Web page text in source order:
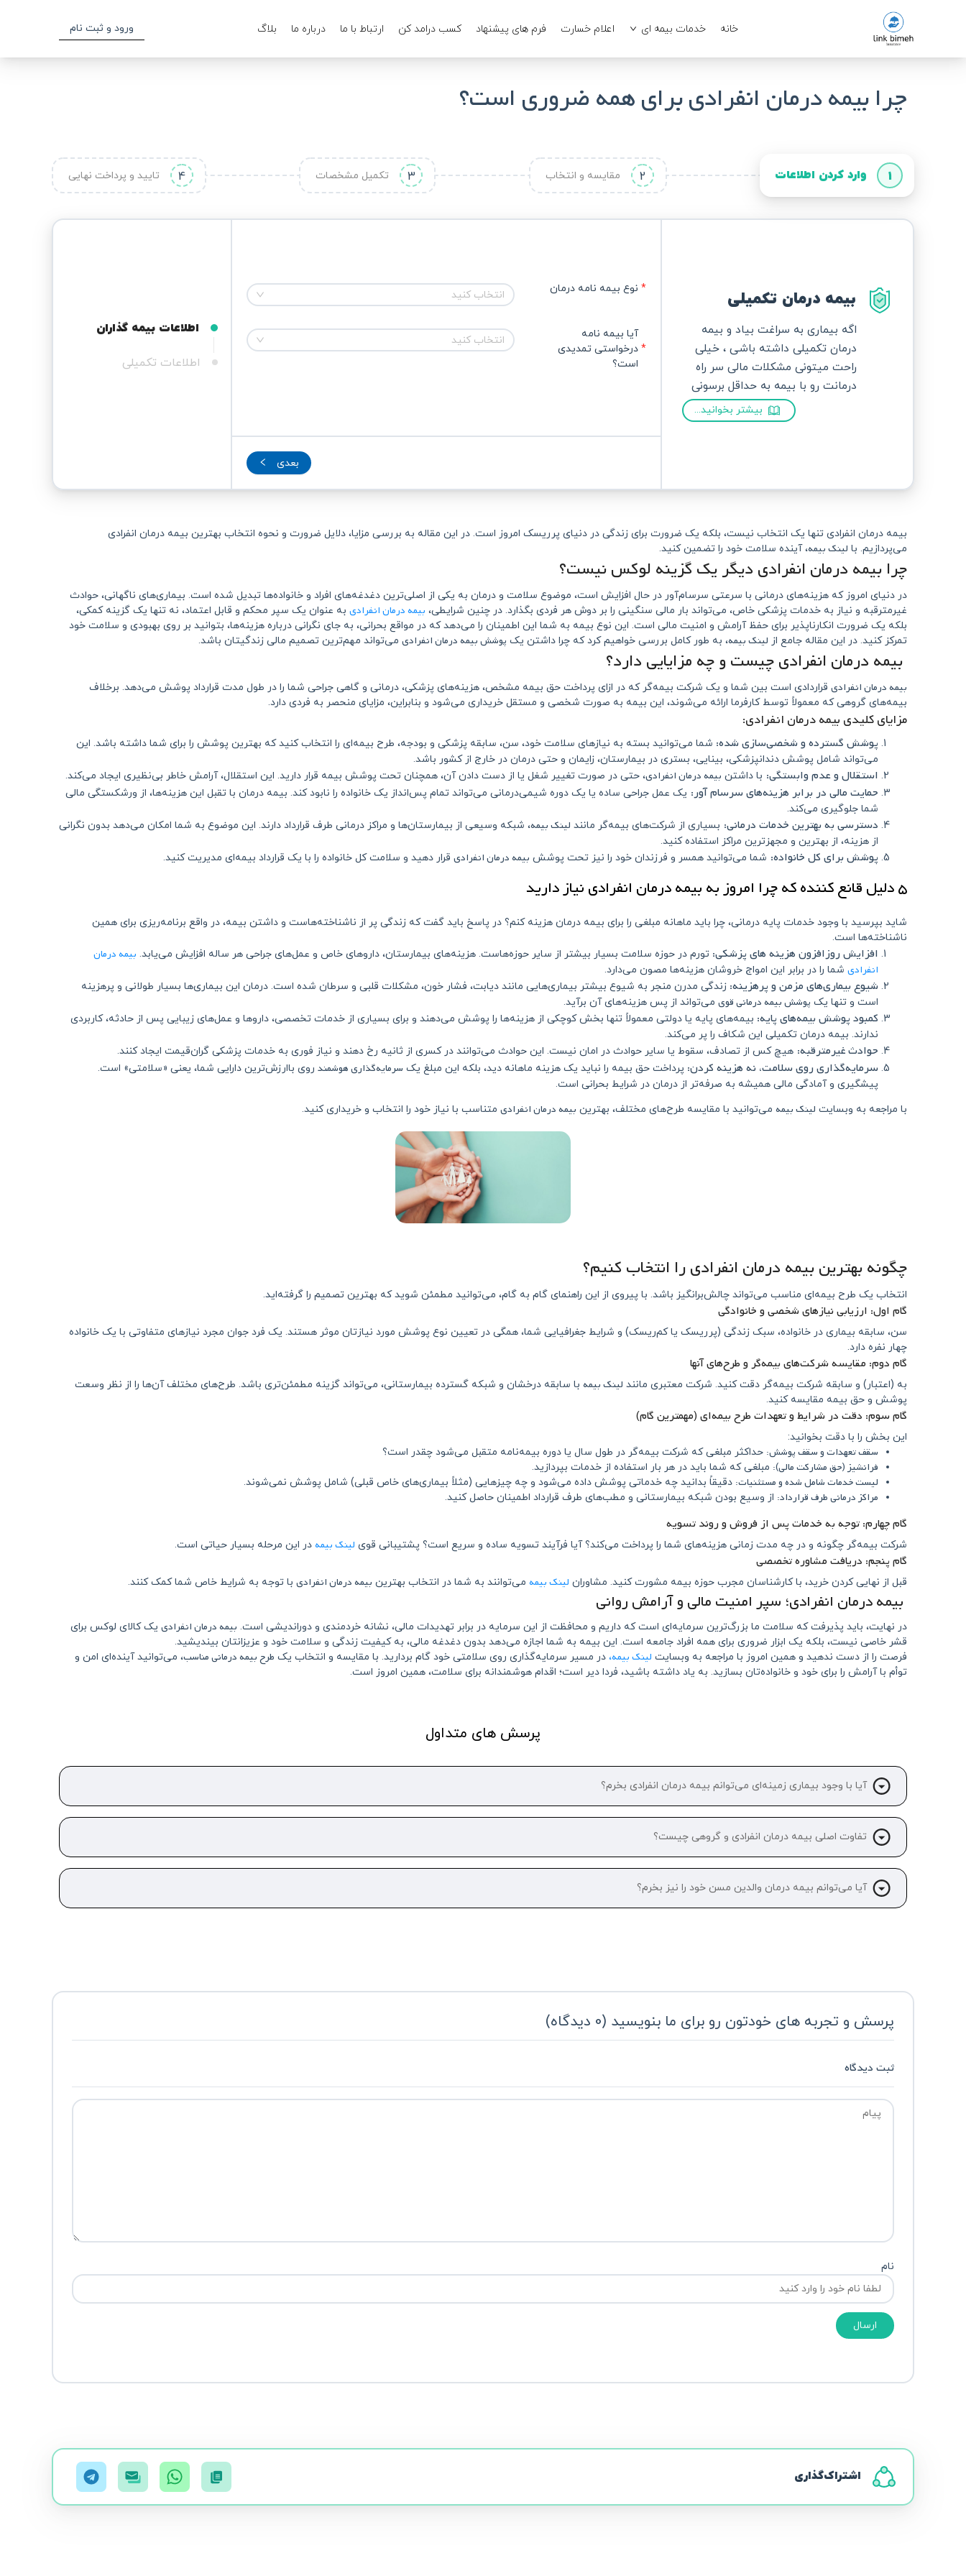
خانه خدمات بیمه ای اعلام خسارت فرم های پیشنهاد کسب درامد کن ارتباط با ما درباره ما بلاگ ورود و ثبت نام
چرا بیمه درمان انفرادی برای همه ضروری است؟
1 وارد کردن اطلاعات 2 مقایسه و انتخاب 3 تکمیل مشخصات 4 تایید و پرداخت نهایی
اطلاعات بیمه گذاران
اطلاعات تکمیلی
نوع بیمه نامه درمان انتخاب کنید
آیا بیمه نامه
درخواستی تمدیدی
است؟
انتخاب کنید
بعدی
بیمه درمان تکمیلی
اگه بیماری به سراغت بیاد و بیمه
درمان تکمیلی داشته باشی ، خیلی
راحت میتونی مشکلات مالی سر راه
درمانت رو با بیمه به حداقل برسونی
بیشتر بخوانید...
بیمه درمان انفرادی تنها یک انتخاب نیست، بلکه یک ضرورت برای زندگی در دنیای پرریسک امروز است. در این مقاله به بررسی مزایا، دلایل ضرورت و نحوه انتخاب بهترین بیمه درمان انفرادی
می‌پردازیم. با لینک بیمه، آینده سلامت خود را تضمین کنید.
چرا بیمه درمان انفرادی دیگر یک گزینه لوکس نیست؟
در دنیای امروز که هزینه‌های درمانی با سرعتی سرسام‌آور در حال افزایش است، موضوع سلامت و درمان به یکی از اصلی‌ترین دغدغه‌های افراد و خانواده‌ها تبدیل شده است. بیماری‌های ناگهانی، حوادث
غیرمترقبه و نیاز به خدمات پزشکی خاص، می‌تواند بار مالی سنگینی را بر دوش هر فردی بگذارد. در چنین شرایطی، بیمه درمان انفرادی به عنوان یک سپر محکم و قابل اعتماد، نه تنها یک گزینه کمکی،
بلکه یک ضرورت انکارناپذیر برای حفظ آرامش و امنیت مالی است. این نوع بیمه به شما این اطمینان را می‌دهد که در مواقع بحرانی، به جای نگرانی درباره هزینه‌ها، بتوانید بر روی بهبودی و سلامت خود
تمرکز کنید. در این مقاله جامع از لینک بیمه، به طور کامل بررسی خواهیم کرد که چرا داشتن یک پوشش بیمه درمان انفرادی می‌تواند مهم‌ترین تصمیم مالی زندگیتان باشد.
بیمه درمان انفرادی چیست و چه مزایایی دارد؟
بیمه درمان انفرادی قراردادی است بین شما و یک شرکت بیمه‌گر که در ازای پرداخت حق بیمه مشخص، هزینه‌های پزشکی، درمانی و گاهی جراحی شما را در طول مدت قرارداد پوشش می‌دهد. برخلاف
بیمه‌های گروهی که معمولاً توسط کارفرما ارائه می‌شوند، این بیمه به صورت شخصی و مستقل خریداری می‌شود و بنابراین، مزایای منحصر به فردی دارد.
مزایای کلیدی بیمه درمان انفرادی:
پوشش گسترده و شخصی‌سازی شده: شما می‌توانید بسته به نیازهای سلامت خود، سن، سابقه پزشکی و بودجه، طرح بیمه‌ای را انتخاب کنید که بهترین پوشش را برای شما داشته باشد. این
می‌تواند شامل پوشش دندانپزشکی، بینایی، بستری در بیمارستان، زایمان و حتی درمان در خارج از کشور باشد.
استقلال و عدم وابستگی: با داشتن بیمه درمان انفرادی، حتی در صورت تغییر شغل یا از دست دادن آن، همچنان تحت پوشش بیمه قرار دارید. این استقلال، آرامش خاطر بی‌نظیری ایجاد می‌کند.
حمایت مالی در برابر هزینه‌های سرسام‌ آور: یک عمل جراحی ساده یا یک دوره شیمی‌درمانی می‌تواند تمام پس‌انداز یک خانواده را نابود کند. بیمه درمان با تقبل این هزینه‌ها، از ورشکستگی مالی
شما جلوگیری می‌کند.
دسترسی به بهترین خدمات درمانی: بسیاری از شرکت‌های بیمه‌گر مانند لینک بیمه، شبکه وسیعی از بیمارستان‌ها و مراکز درمانی طرف قرارداد دارند. این موضوع به شما امکان می‌دهد بدون نگرانی
از هزینه، از بهترین و مجهزترین مراکز استفاده کنید.
پوشش برای کل خانواده: شما می‌توانید همسر و فرزندان خود را نیز تحت پوشش بیمه درمان انفرادی قرار دهید و سلامت کل خانواده را با یک قرارداد بیمه‌ای مدیریت کنید.
۵ دلیل قانع‌ کننده که چرا امروز به بیمه درمان انفرادی نیاز دارید
شاید بپرسید با وجود خدمات پایه درمانی، چرا باید ماهانه مبلغی را برای بیمه درمان هزینه کنم؟ در پاسخ باید گفت که زندگی پر از ناشناخته‌هاست و داشتن بیمه، در واقع برنامه‌ریزی برای همین
ناشناخته‌ها است.
افزایش روزافزون هزینه‌ های پزشکی: تورم در حوزه سلامت بسیار بیشتر از سایر حوزه‌هاست. هزینه‌های بیمارستان، داروهای خاص و عمل‌های جراحی هر ساله افزایش می‌یابد. بیمه درمان
انفرادی شما را در برابر این امواج خروشان هزینه‌ها مصون می‌دارد.
شیوع بیماری‌های مزمن و پرهزینه: زندگی مدرن منجر به شیوع بیشتر بیماری‌هایی مانند دیابت، فشار خون، مشکلات قلبی و سرطان شده است. درمان این بیماری‌ها بسیار طولانی و پرهزینه
است و تنها یک پوشش بیمه درمانی قوی می‌تواند از پس هزینه‌های آن برآید.
کمبود پوشش بیمه‌های پایه: بیمه‌های پایه یا دولتی معمولاً تنها بخش کوچکی از هزینه‌ها را پوشش می‌دهند و برای بسیاری از خدمات تخصصی، داروها و عمل‌های زیبایی پس از حادثه، کاربردی
ندارند. بیمه درمان تکمیلی این شکاف را پر می‌کند.
حوادث غیرمترقبه: هیچ کس از تصادف، سقوط یا سایر حوادث در امان نیست. این حوادث می‌توانند در کسری از ثانیه رخ دهند و نیاز فوری به خدمات پزشکی گران‌قیمت ایجاد کنند.
سرمایه‌گذاری روی سلامت، نه هزینه کردن: پرداخت حق بیمه را نباید یک هزینه ماهانه دید، بلکه این مبلغ یک سرمایه‌گذاری هوشمند روی باارزش‌ترین دارایی شما، یعنی «سلامتی» است.
پیشگیری و آمادگی مالی همیشه به صرفه‌تر از درمان در شرایط بحرانی است.
با مراجعه به وبسایت لینک بیمه می‌توانید با مقایسه طرح‌های مختلف، بهترین بیمه درمان انفرادی متناسب با نیاز خود را انتخاب و خریداری کنید.
چگونه بهترین بیمه درمان انفرادی را انتخاب کنیم؟
انتخاب یک طرح بیمه‌ای مناسب می‌تواند چالش‌برانگیز باشد. با پیروی از این راهنمای گام به گام، می‌توانید مطمئن شوید که بهترین تصمیم را گرفته‌اید.
گام اول: ارزیابی نیازهای شخصی و خانوادگی
سن، سابقه بیماری در خانواده، سبک زندگی (پرریسک یا کم‌ریسک) و شرایط جغرافیایی شما، همگی در تعیین نوع پوشش مورد نیازتان موثر هستند. یک فرد جوان مجرد نیازهای متفاوتی با یک خانواده
چهار نفره دارد.
گام دوم: مقایسه شرکت‌های بیمه‌گر و طرح‌های آنها
به (اعتبار) و سابقه شرکت بیمه‌گر دقت کنید. شرکت معتبری مانند لینک بیمه با سابقه درخشان و شبکه گسترده بیمارستانی، می‌تواند گزینه مطمئن‌تری باشد. طرح‌های مختلف آن‌ها را از نظر وسعت
پوشش و حق بیمه مقایسه کنید.
گام سوم: دقت در شرایط و تعهدات طرح بیمه‌ای (مهمترین گام)
این بخش را با دقت بخوانید:
سقف تعهدات و سقف پوشش: حداکثر مبلغی که شرکت بیمه‌گر در طول سال یا دوره بیمه‌نامه متقبل می‌شود چقدر است؟
فرانشیز (حق مشارکت مالی): مبلغی که شما باید در هر بار استفاده از خدمات بپردازید.
لیست خدمات شامل شده و مستثنیات: دقیقاً بدانید چه خدماتی پوشش داده می‌شود و چه چیزهایی (مثلاً بیماری‌های خاص قبلی) شامل پوشش نمی‌شوند.
مراکز درمانی طرف قرارداد: از وسیع بودن شبکه بیمارستانی و مطب‌های طرف قرارداد اطمینان حاصل کنید.
گام چهارم: توجه به خدمات پس از فروش و روند تسویه
شرکت بیمه‌گر چگونه و در چه مدت زمانی هزینه‌های شما را پرداخت می‌کند؟ آیا فرآیند تسویه ساده و سریع است؟ پشتیبانی قوی لینک بیمه در این مرحله بسیار حیاتی است.
گام پنجم: دریافت مشاوره تخصصی
قبل از نهایی کردن خرید، با کارشناسان مجرب حوزه بیمه مشورت کنید. مشاوران لینک بیمه می‌توانند به شما در انتخاب بهترین بیمه درمان انفرادی با توجه به شرایط خاص شما کمک کنند.
بیمه درمان انفرادی؛ سپر امنیت مالی و آرامش روانی
در نهایت، باید پذیرفت که سلامت ما بزرگ‌ترین سرمایه‌ای است که داریم و محافظت از این سرمایه در برابر تهدیدات مالی، نشانه خردمندی و دوراندیشی است. بیمه درمان انفرادی یک کالای لوکس برای
قشر خاصی نیست، بلکه یک ابزار ضروری برای همه افراد جامعه است. این بیمه به شما اجازه می‌دهد بدون دغدغه مالی، به کیفیت زندگی و سلامت خود و عزیزانتان بیندیشید.
فرصت را از دست ندهید و همین امروز با مراجعه به وبسایت لینک بیمه، در مسیر سرمایه‌گذاری روی سلامتی خود گام بردارید. با مقایسه و انتخاب یک طرح بیمه درمانی مناسب، می‌توانید آینده‌ای امن و
توأم با آرامش را برای خود و خانواده‌تان بسازید. به یاد داشته باشید، فردا دیر است؛ اقدام هوشمندانه برای سلامت، همین امروز است.
پرسش های متداول
آیا با وجود بیماری زمینه‌ای می‌توانم بیمه درمان انفرادی بخرم؟
تفاوت اصلی بیمه درمان انفرادی و گروهی چیست؟
آیا می‌توانم بیمه درمان والدین مسن خود را نیز بخرم؟
پرسش و تجربه های خودتون رو برای ما بنویسید (
0 دیدگاه)
ثبت دیدگاه
نام
ارسال
اشتراک‌گذاری